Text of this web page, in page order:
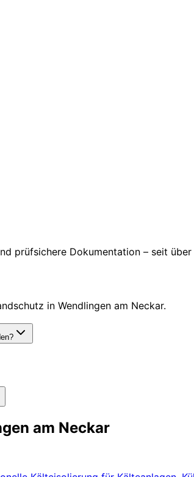
prüfsichere Dokumentation – seit über
in Wendlingen am Neckar.
am Neckar